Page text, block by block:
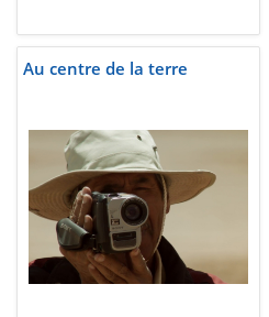
Au centre de la terre